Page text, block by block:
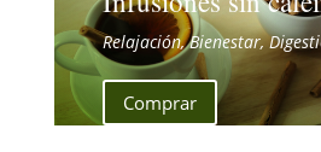
Relajación, Bienestar,
Comprar